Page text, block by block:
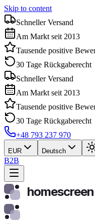
Skip to content
Schneller Versand
Am Markt seit 2013
Tausende positive
30 Tage Rückgaberecht
Schneller Versand
Am Markt seit 2013
Tausende positive
30 Tage Rückgaberecht
+48 793 237 970
EUR Deutsch
B2B
homescreen